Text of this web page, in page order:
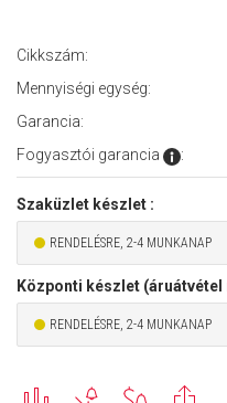
Cikkszám:
Mennyiségi egység:
Garancia:
Fogyasztói garancia
:
Szaküzlet készlet :
RENDELÉSRE, 2-4 MUNKANAP
Központi készlet (áruátvétel
RENDELÉSRE, 2-4 MUNKANAP